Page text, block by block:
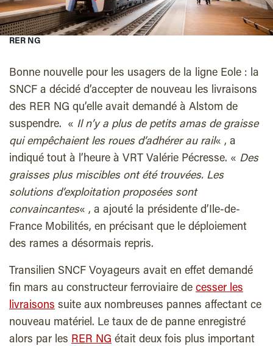
RER NG
Bonne nouvelle pour les usagers de la ligne Eole : la
SNCF a décidé d’accepter de nouveau les livraisons
des RER NG qu’elle avait demandé à Alstom de
suspendre. « Il n’y a plus de petits amas de graisse
qui empêchaient les roues d’adhérer au rail« , a
indiqué tout à l’heure à VRT Valérie Pécresse. « Des
graisses plus miscibles ont été trouvées. Les
solutions d’exploitation proposées sont
convaincantes« , a ajouté la présidente d’Ile-de-
France Mobilités, en précisant que le déploiement
des rames a désormais repris.
Transilien SNCF Voyageurs avait en effet demandé
fin mars au constructeur ferroviaire de cesser les
livraisons suite aux nombreuses pannes affectant ce
nouveau matériel. Le taux de de panne enregistré
alors par les RER NG était deux fois plus important